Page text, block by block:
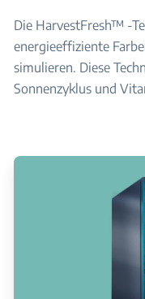
Die HarvestFresh™ -
energieeffiziente
simulieren. Diese
Sonnenzyklus und